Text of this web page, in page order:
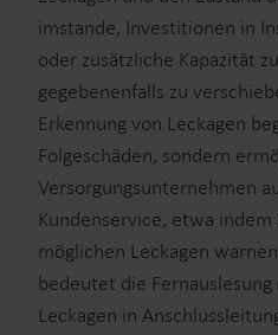
imstande, Investitionen in
oder zusätzliche Kapazität
gegebenenfalls zu
Erkennung von Leckagen
Folgeschäden, sondern
Versorgungsunternehmen
Kundenservice, etwa indem
möglichen Leckagen
bedeutet die Fernauslesung
Leckagen in